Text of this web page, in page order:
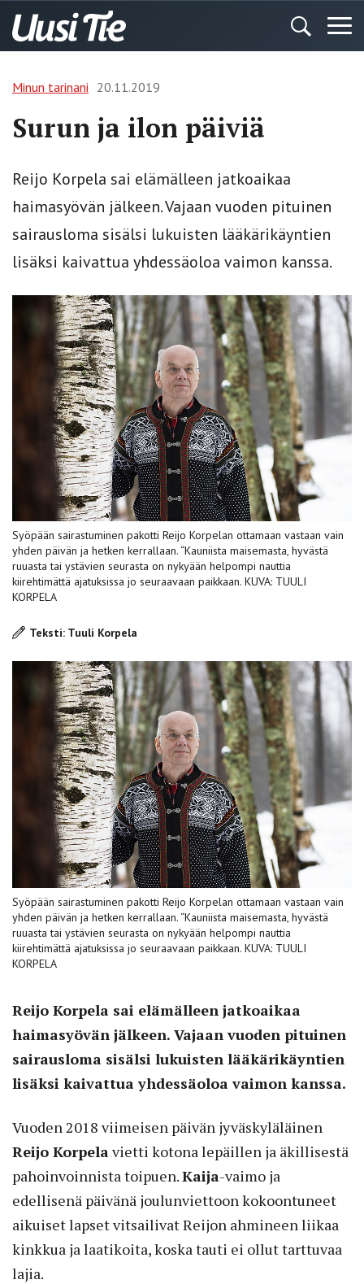
Minun tarinani 20.11.2019
Surun ja ilon päiviä
Reijo Korpela sai elämälleen jatkoaikaa
haimasyövän jälkeen. Vajaan vuoden pituinen
sairausloma sisälsi lukuisten lääkärikäyntien
lisäksi kaivattua yhdessäoloa vaimon kanssa.
Syöpään sairastuminen pakotti Reijo Korpelan ottamaan vastaan vain
yhden päivän ja hetken kerrallaan. “Kauniista maisemasta, hyvästä
ruuasta tai ystävien seurasta on nykyään helpompi nauttia
kiirehtimättä ajatuksissa jo seuraavaan paikkaan. KUVA: TUULI
KORPELA
Teksti: Tuuli Korpela
Syöpään sairastuminen pakotti Reijo Korpelan ottamaan vastaan vain
yhden päivän ja hetken kerrallaan. “Kauniista maisemasta, hyvästä
ruuasta tai ystävien seurasta on nykyään helpompi nauttia
kiirehtimättä ajatuksissa jo seuraavaan paikkaan. KUVA: TUULI
KORPELA
Reijo Korpela sai elämälleen jatkoaikaa
haimasyövän jälkeen. Vajaan vuoden pituinen
sairausloma sisälsi lukuisten lääkärikäyntien
lisäksi kaivattua yhdessäoloa vaimon kanssa.
Vuoden 2018 viimeisen päivän jyväskyläläinen
Reijo Korpelavietti kotona lepäillen ja äkillisestä
pahoinvoinnista toipuen.Kaija-vaimo ja
edellisenä päivänä joulunviettoon kokoontuneet
aikuiset lapset vitsailivat Reijon ahmineen liikaa
kinkkua ja laatikoita, koska tauti ei ollut tarttuvaa
lajia.